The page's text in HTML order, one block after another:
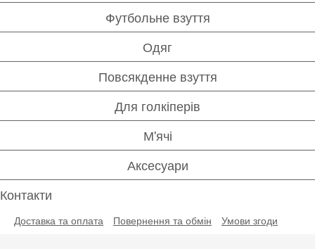
Футбольне взуття
Одяг
Повсякденне взуття
Для голкіперів
М'ячі
Аксесуари
Контакти
Доставка та оплата Повернення та обмін Умови згоди